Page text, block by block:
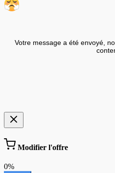
Votre message a été envoyé,
Modifier l'offre
0%